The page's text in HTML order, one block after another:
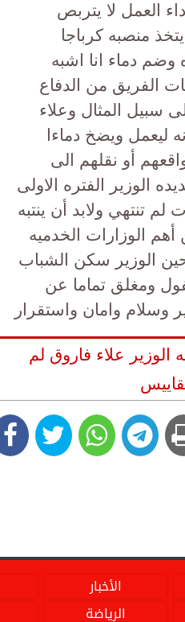
العمل لا يتربص
منصبه كرباجا
دماء انا اشبه
الفريق من الدفاع
سبيل المثال وعلاء
ويضخ دماءا
أو نقلهم الى
الوزير الفتره الاولى
تنتهي ولابد أن ينتبه
الوزارات الخدميه
الوزير سكن الشباب
ومغلق تماما عن
وسلام وامان واستقرار
الوزير علاء فاروق لم
الأخبار
الرياضة